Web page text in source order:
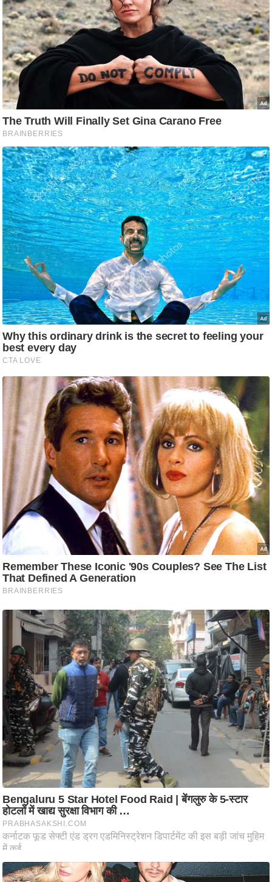
g
N
e
w
s
ला
इ
फ
स्टा
इ
ल
टे
क्नॉ
लॉ
जी
ब्यू
टी
/
फै
श
न
घ
रे
लू
नु
स्खे
प
र्य
ट
न
स्थ
ल
फि
ने
स
मं
त्रा
रि
ले
श
न
शि
प
रा
ज
नी
ति
वि
श्ले
ष
ण
म